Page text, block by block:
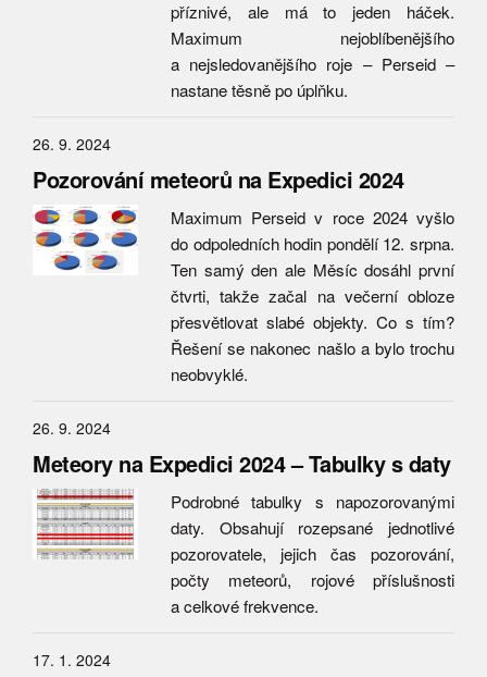
příznivé, ale má to jeden háček.
Maximum nejoblíbenějšího
a nejsledovanějšího roje – Perseid –
nastane těsně po úplňku.
26. 9. 2024
Pozorování meteorů na Expedici 2024
Maximum Perseid v roce 2024 vyšlo
do odpoledních hodin pondělí 12. srpna.
Ten samý den ale Měsíc dosáhl první
čtvrti, takže začal na večerní obloze
přesvětlovat slabé objekty. Co s tím?
Řešení se nakonec našlo a bylo trochu
neobvyklé.
26. 9. 2024
Meteory na Expedici 2024 – Tabulky s daty
Podrobné tabulky s napozorovanými
daty. Obsahují rozepsané jednotlivé
pozorovatele, jejich čas pozorování,
počty meteorů, rojové příslušnosti
a celkové frekvence.
17. 1. 2024